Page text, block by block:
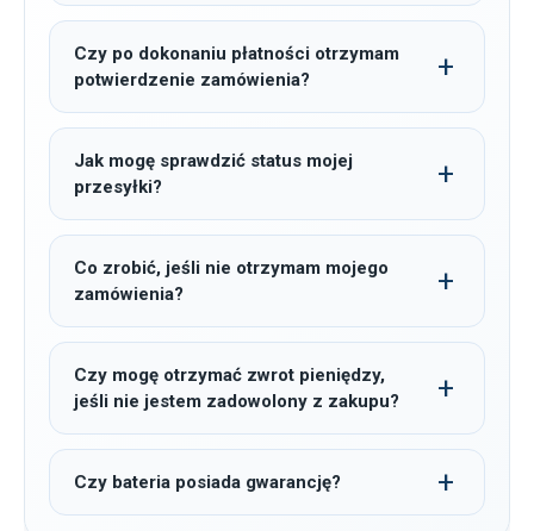
Czy po dokonaniu płatności otrzymam
potwierdzenie zamówienia?
Jak mogę sprawdzić status mojej
przesyłki?
Co zrobić, jeśli nie otrzymam mojego
zamówienia?
Czy mogę otrzymać zwrot pieniędzy,
jeśli nie jestem zadowolony z zakupu?
Czy bateria posiada gwarancję?